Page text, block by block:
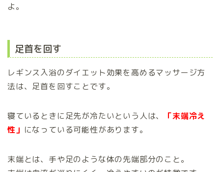
よ。
足首を回す
レギンス入浴のダイエット効果を高めるマッサージ方
法は、足首を回すことです。
寝ているときに足先が冷たいという人は、
「末端冷え
性」 になっている可能性があります。
末端とは、手や足のような体の先端部分のこと。